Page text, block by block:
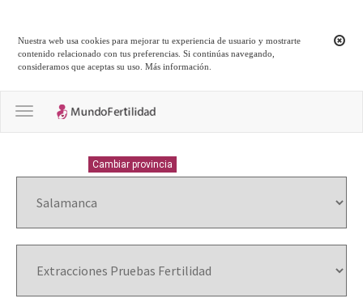
Nuestra web usa cookies para mejorar tu experiencia de usuario y mostrarte
contenido relacionado con tus preferencias. Si continúas navegando,
consideramos que aceptas su uso.Más información
Toggle navigation
Cambiar provincia